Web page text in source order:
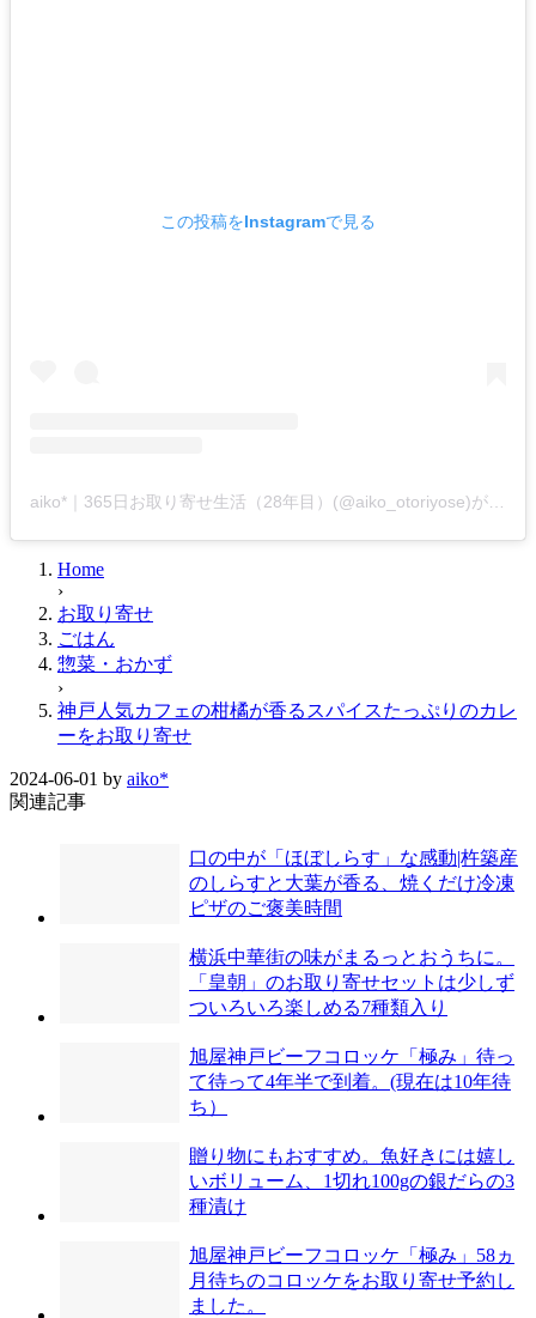
この投稿をInstagramで見る
aiko*｜365日お取り寄せ生活（28年目）(@aiko_otoriyose)がシェアした投稿
Home
›
お取り寄せ
ごはん
惣菜・おかず
›
神戸人気カフェの柑橘が香るスパイスたっぷりのカレ
ーをお取り寄せ
2024-06-01 by aiko*
関連記事
口の中が「ほぼしらす」な感動|杵築産
のしらすと大葉が香る、焼くだけ冷凍
ピザのご褒美時間
横浜中華街の味がまるっとおうちに。
「皇朝」のお取り寄せセットは少しず
ついろいろ楽しめる7種類入り
旭屋神戸ビーフコロッケ「極み」待っ
て待って4年半で到着。(現在は10年待
ち）
贈り物にもおすすめ。魚好きには嬉し
いボリューム、1切れ100gの銀だらの3
種漬け
旭屋神戸ビーフコロッケ「極み」58ヵ
月待ちのコロッケをお取り寄せ予約し
ました。